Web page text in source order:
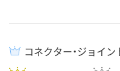
コネクター・ジョイ